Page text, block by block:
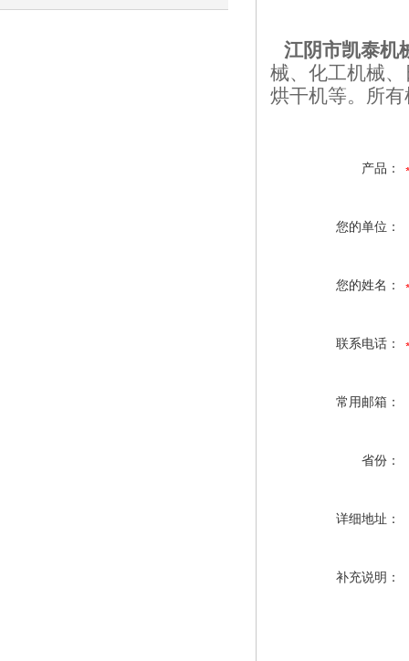
江阴市凯泰机
械、化工机械
烘干机等。所
产品：
您的单位：
您的姓名：
联系电话：
常用邮箱：
省份：
详细地址：
补充说明：